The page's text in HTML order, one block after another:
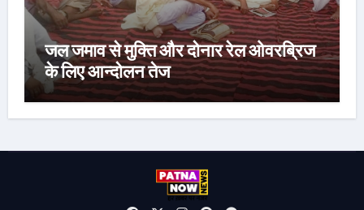
जल जमाव से मुक्ति और दोनार रेल ओवरब्रिज
के लिए आन्दोलन तेज